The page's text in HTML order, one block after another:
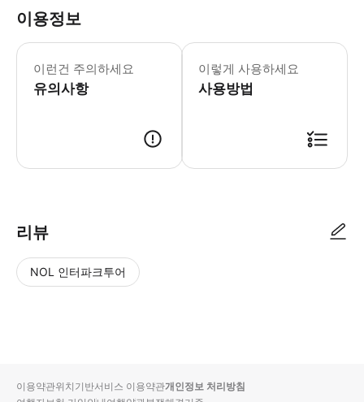
이용정보
이런건 주의하세요
유의사항
모스크 입장 시 여성과 남성 모두 단
이렇게 사용하세요
사용방법
리뷰
NOL 인터파크투어
입니
순
상
이용약관위치기반서비스 이용약관개인정보 처리방침